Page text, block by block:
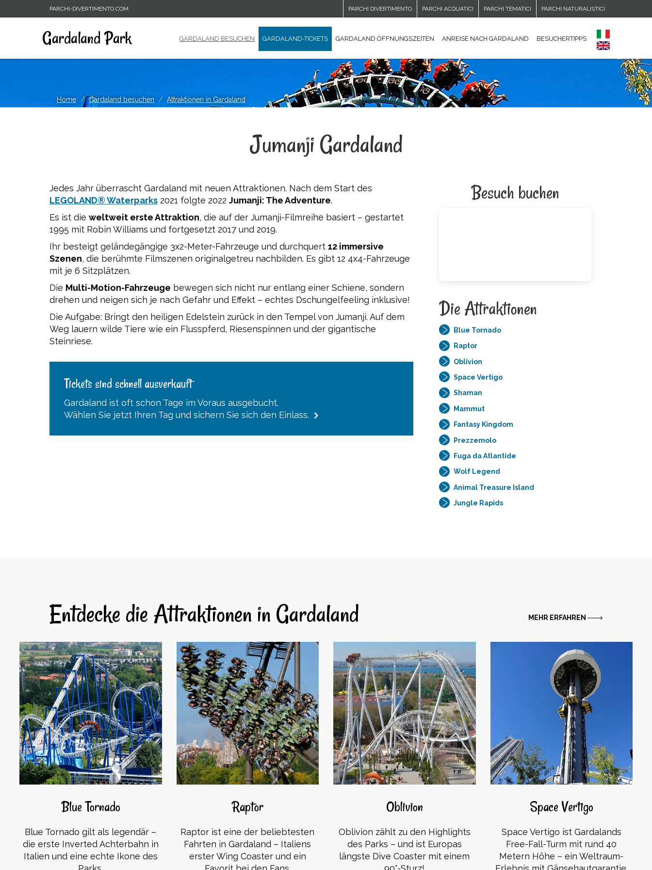
PARCHI-DIVERTIMENTO.COM PARCHI DIVERTIMENTO PARCHI ACQUATICI PARCHI TEMATICI PARCHI NATURALISTICI
Gardaland Park GARDALAND BESUCHEN GARDALAND-TICKETS GARDALAND ÖFFNUNGSZEITEN ANREISE NACH GARDALAND BESUCHERTIPPS
Home Gardaland besuchen Attraktionen in Gardaland
Jumanji Gardaland
Jedes Jahr überrascht Gardaland mit neuen Attraktionen. Nach dem Start des
LEGOLAND® Waterparks 2021 folgte 2022 Jumanji: The Adventure.
Es ist die weltweit erste Attraktion, die auf der Jumanji-Filmreihe basiert – gestartet
1995 mit Robin Williams und fortgesetzt 2017 und 2019.
Ihr besteigt geländegängige 3x2-Meter-Fahrzeuge und durchquert 12 immersive
Szenen, die berühmte Filmszenen originalgetreu nachbilden. Es gibt 12 4x4-Fahrzeuge
mit je 6 Sitzplätzen.
Die Multi-Motion-Fahrzeuge bewegen sich nicht nur entlang einer Schiene, sondern
drehen und neigen sich je nach Gefahr und Effekt – echtes Dschungelfeeling inklusive!
Die Aufgabe: Bringt den heiligen Edelstein zurück in den Tempel von Jumanji. Auf dem
Weg lauern wilde Tiere wie ein Flusspferd, Riesenspinnen und der gigantische
Steinriese.
Tickets sind schnell ausverkauft
Gardaland ist oft schon Tage im Voraus ausgebucht.
Wählen Sie jetzt Ihren Tag und sichern Sie sich den Einlass.
Besuch buchen
Die Attraktionen
Blue Tornado
Raptor
Oblivion
Space Vertigo
Shaman
Mammut
Fantasy Kingdom
Prezzemolo
Fuga da Atlantide
Wolf Legend
Animal Treasure Island
Jungle Rapids
MEHR ERFAHREN
Entdecke die Attraktionen in Gardaland
Blue Tornado
Blue Tornado gilt als legendär –
die erste Inverted Achterbahn in
Italien und eine echte Ikone des
Raptor
Raptor ist eine der beliebtesten
Fahrten in Gardaland – Italiens
erster Wing Coaster und ein
Oblivion
Oblivion zählt zu den Highlights
des Parks – und ist Europas
längste Dive Coaster mit einem
Space Vertigo
Space Vertigo ist Gardalands
Free-Fall-Turm mit rund 40
Metern Höhe – ein Weltraum-